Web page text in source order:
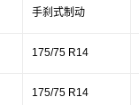
手刹式制动
175/75 R14
175/75 R14